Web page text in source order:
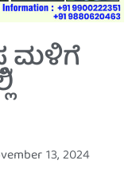
ಮಳಿಗೆ
13, 2024